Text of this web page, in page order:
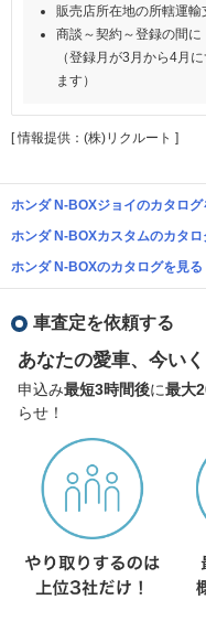
販売店所在地の所轄運
商談～契約～登録の間
（登録月が3月から4月
ます）
[ 情報提供：(株)リクルート ]
ホンダ N-BOXジョイのカタログ
ホンダ N-BOXカスタムのカタロ
ホンダ N-BOXのカタログを見る
車査定を依頼する
あなたの愛車、今いく
申込み最短3時間後に最大
らせ！